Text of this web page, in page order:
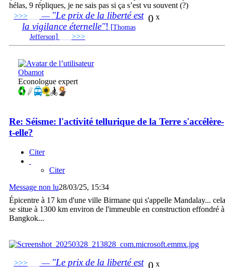
hélas, 9 répliques, je ne sais pas si ça s’est vu souvent (?)
0 x
>>>___ — "Le prix de la liberté est
la vigilance éternelle"! [Thomas
Jefferson] >>>______________________________
Obamot
Econologue expert
Re: Séisme: l'activité tellurique de la Terre s'accélère-
t-elle?
Citer
Citer
Message non lu28/03/25, 15:34
Épicentre à 17 km d'une ville Birmane qui s'appelle Mandalay... cela
se situe à 1300 km environ de l'immeuble en construction effondré à
Bangkok...
0 x
>>>___ — "Le prix de la liberté est